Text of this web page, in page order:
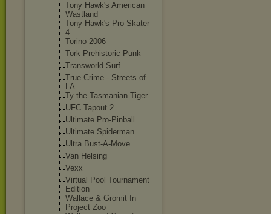
Tony Hawk's American
Wastland
Tony Hawk's Pro Skater
4
Torino 2006
Tork Prehistoric Punk
Transworld Surf
True Crime - Streets of
LA
Ty the Tasmanian Tiger
UFC Tapout 2
Ultimate Pro-Pinball
Ultimate Spiderman
Ultra Bust-A-Move
Van Helsing
Vexx
Virtual Pool Tournament
Edition
Wallace & Gromit In
Project Zoo